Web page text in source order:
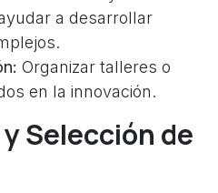
a desarrollar
Organizar talleres o
en la innovación.
Selección de